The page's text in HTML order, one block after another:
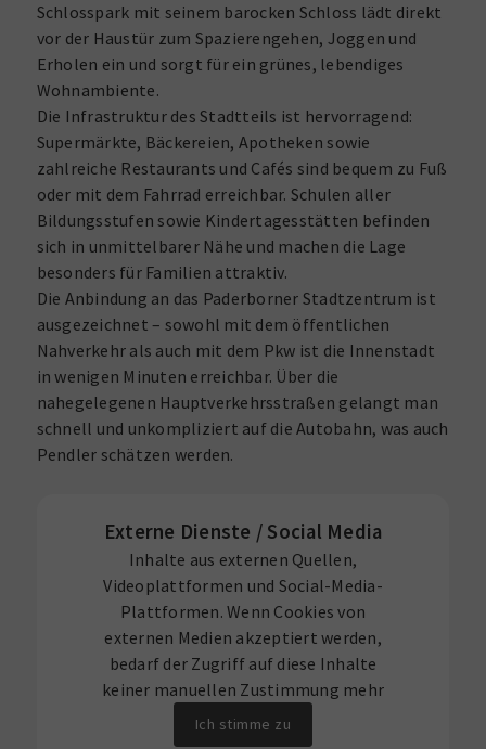
Schlosspark mit seinem barocken Schloss lädt direkt
vor der Haustür zum Spazierengehen, Joggen und
Erholen ein und sorgt für ein grünes, lebendiges
Wohnambiente.
Die Infrastruktur des Stadtteils ist hervorragend:
Supermärkte, Bäckereien, Apotheken sowie
zahlreiche Restaurants und Cafés sind bequem zu Fuß
oder mit dem Fahrrad erreichbar. Schulen aller
Bildungsstufen sowie Kindertagesstätten befinden
sich in unmittelbarer Nähe und machen die Lage
besonders für Familien attraktiv.
Die Anbindung an das Paderborner Stadtzentrum ist
ausgezeichnet – sowohl mit dem öffentlichen
Nahverkehr als auch mit dem Pkw ist die Innenstadt
in wenigen Minuten erreichbar. Über die
nahegelegenen Hauptverkehrsstraßen gelangt man
schnell und unkompliziert auf die Autobahn, was auch
Pendler schätzen werden.
Externe Dienste / Social Media
Inhalte aus externen Quellen,
Videoplattformen und Social-Media-
Plattformen. Wenn Cookies von
externen Medien akzeptiert werden,
bedarf der Zugriff auf diese Inhalte
keiner manuellen Zustimmung mehr
Ich stimme zu